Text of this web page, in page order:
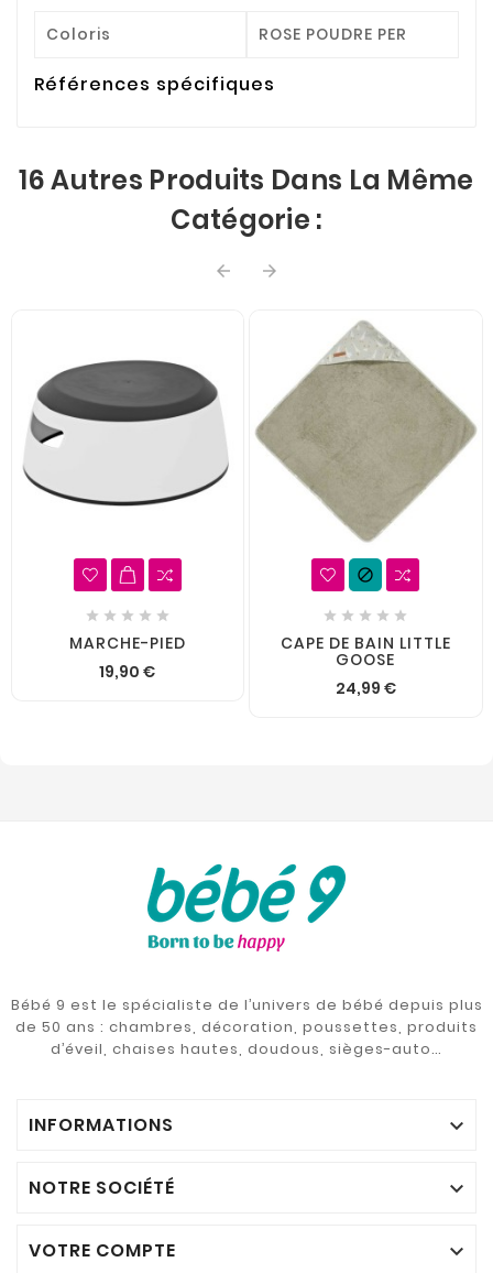
Coloris ROSE POUDRE PER
Références spécifiques
16 Autres Produits Dans La Même
Catégorie :
 
    
MARCHE-PIED
19,90 €

    
CAPE DE BAIN LITTLE
GOOSE
24,99 €
Bébé 9 est le spécialiste de l’univers de bébé depuis plus
de 50 ans : chambres, décoration, poussettes, produits
d’éveil, chaises hautes, doudous, sièges-auto…
INFORMATIONS 
NOTRE SOCIÉTÉ 
VOTRE COMPTE 